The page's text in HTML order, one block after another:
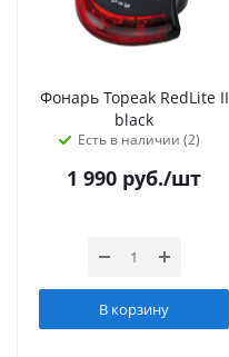
Фонарь Topeak RedLite II
black
Есть в наличии (2)
1 990 руб./шт
В корзину